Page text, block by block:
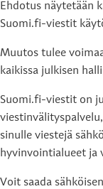
Ehdotus näytetään
Suomi.fi-viestit
Muutos tulee
kaikissa julkisen
Suomi.fi-viestit on
sinulle viestejä
hyvinvointialueet ja
Voit saada